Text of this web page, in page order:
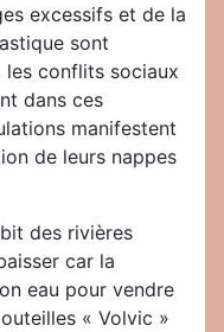
excessifs et de la
sont
les conflits sociaux
dans ces
manifestent
de leurs nappes
des rivières
car la
eau pour vendre
« Volvic »